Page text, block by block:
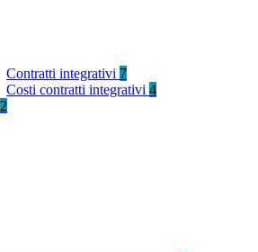
Contratti integrativi 7
Costi contratti integrativi 4
2